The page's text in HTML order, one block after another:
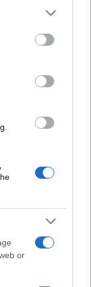
or more Google
may click to
party tags to
in below Google
or